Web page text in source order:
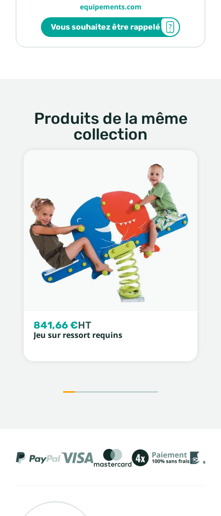
equipements.com
Vous souhaitez être rappelé
Produits de la même
collection
841,66 €HT
Jeu sur ressort requins